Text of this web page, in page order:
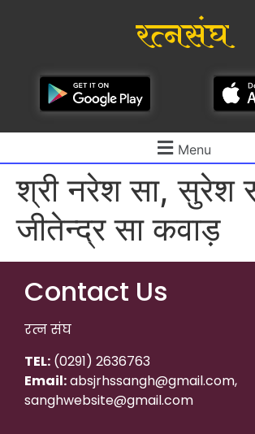
रत्नसंघ
Menu
श्री नरेश सा, सुरेश
जीतेन्द्र सा कवाड़
Contact Us
रत्न संघ
TEL: (0291) 2636763
Email:absjrhssangh@gmail.com,
sanghwebsite@gmail.com